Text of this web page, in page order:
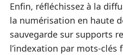
Enfin, réfléchissez à la
la numérisation en haute
sauvegarde sur supports
l’indexation par mots-clés